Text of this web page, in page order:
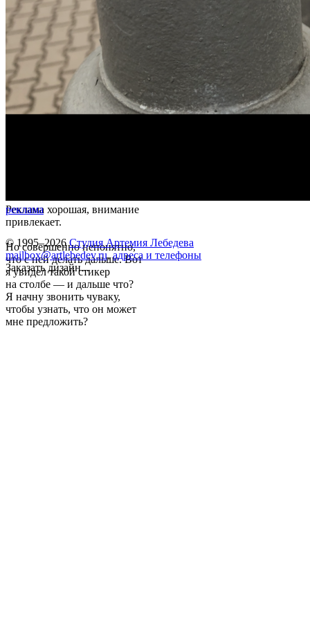
Реклама хорошая, внимание
привлекает.
Но совершенно непонятно,
что с ней делать дальше. Вот
я увидел такой стикер
на столбе — и дальше что?
Я начну звонить чуваку,
чтобы узнать, что он может
мне предложить?
реклама
© 1995–2026 Студия Артемия Лебедева
mailbox@artlebedev.ru, адреса и телефоны
Заказать дизайн...